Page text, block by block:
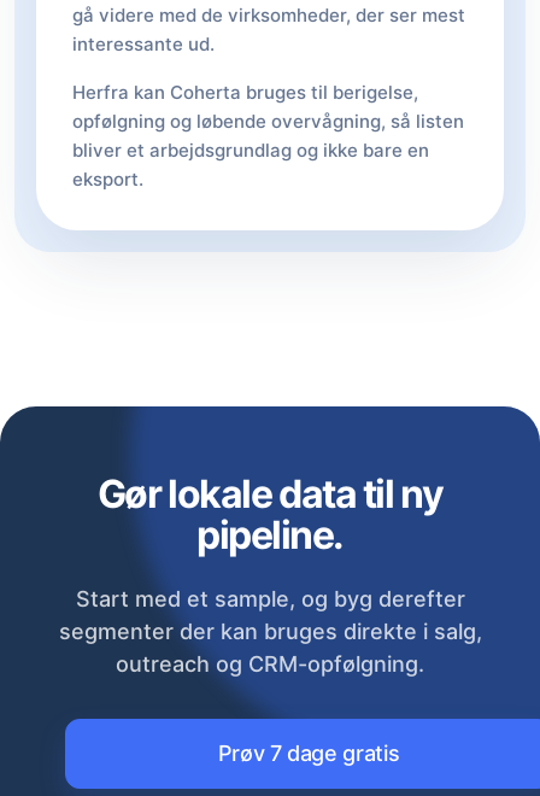
gå videre med de virksomheder, der ser mest
interessante ud.
Herfra kan Coherta bruges til berigelse,
opfølgning og løbende overvågning, så listen
bliver et arbejdsgrundlag og ikke bare en
eksport.
Gør lokale data til ny
pipeline.
Start med et sample, og byg derefter
segmenter der kan bruges direkte i salg,
outreach og CRM-opfølgning.
Prøv 7 dage gratis